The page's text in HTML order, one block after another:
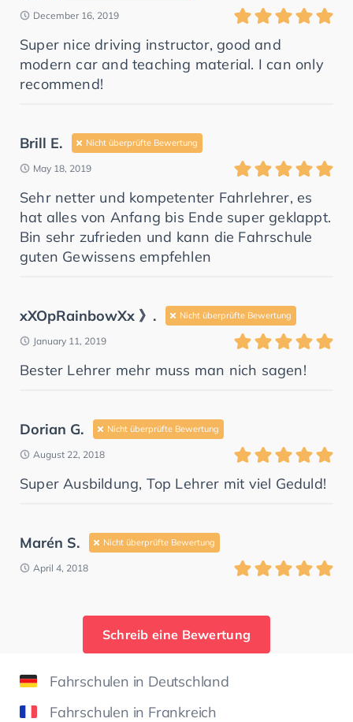
December 16, 2019
Super nice driving instructor, good and
modern car and teaching material. I can only
recommend!
Brill E. Nicht überprüfte Bewertung
May 18, 2019
Sehr netter und kompetenter Fahrlehrer, es
hat alles von Anfang bis Ende super geklappt.
Bin sehr zufrieden und kann die Fahrschule
guten Gewissens empfehlen
xXOpRainbowXx 》. Nicht überprüfte Bewertung
January 11, 2019
Bester Lehrer mehr muss man nich sagen!
Dorian G. Nicht überprüfte Bewertung
August 22, 2018
Super Ausbildung, Top Lehrer mit viel Geduld!
Marén S. Nicht überprüfte Bewertung
April 4, 2018
Schreib eine Bewertung
Fahrschulen in Deutschland
Fahrschulen in Frankreich